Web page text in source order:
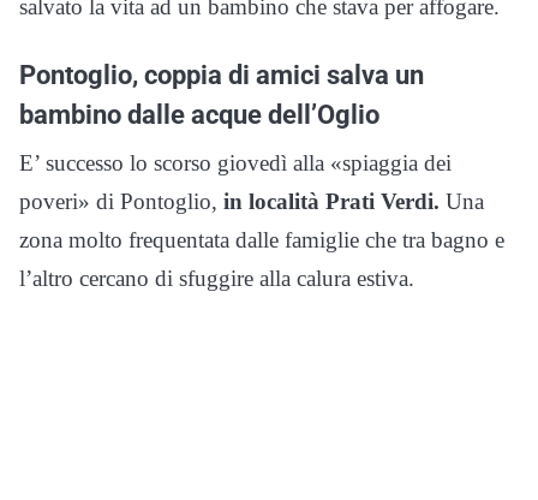
salvato la vita ad un bambino che stava per affogare.
Pontoglio, coppia di amici salva un
bambino dalle acque dell’Oglio
E’ successo lo scorso giovedì alla «spiaggia dei
poveri» di Pontoglio, in località Prati Verdi. Una
zona molto frequentata dalle famiglie che tra bagno e
l’altro cercano di sfuggire alla calura estiva.